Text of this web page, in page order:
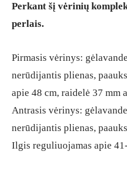
Perkant šį vėrinių
perlais.
Pirmasis vėrinys:
nerūdijantis plienas,
apie 48 cm, raidelė 37 mm
Antrasis vėrinys:
nerūdijantis plienas,
Ilgis reguliuojamas apie